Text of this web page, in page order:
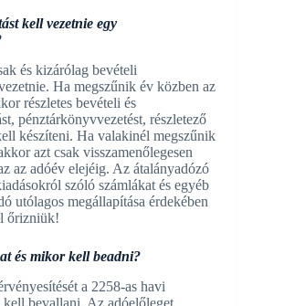
kell vezetnie egy
és kizárólag bevételi
Ha megszűnik év közben az
részletes bevételi és
pénztárkönyvvezetést, részletező
készíteni. Ha valakinél megszűnik
azt csak visszamenőlegesen
az adóév elejéig. Az átalányadózó
szóló számlákat és egyéb
utólagos megállapítása érdekében
őrizniük!
és mikor kell beadni?
a 2258-as havi
kell bevallani. Az adóelőleget